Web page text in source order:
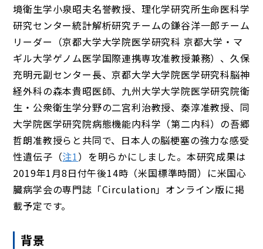
境衛生学小泉昭夫名誉教授、理化学研究所生命医科学
研究センター統計解析研究チームの鎌谷洋一郎チーム
リーダー（京都大学大学院医学研究科 京都大学・マ
ギル大学ゲノム医学国際連携専攻准教授兼務）、久保
充明元副センター長、京都大学大学院医学研究科脳神
経外科の森本貴昭医師、九州大学大学院医学研究院衛
生・公衆衛生学分野の二宮利治教授、秦淳准教授、同
大学院医学研究院病態機能内科学（第二内科）の吾郷
哲朗准教授らと共同で、日本人の脳梗塞の強力な感受
性遺伝子（注1）を明らかにしました。本研究成果は
2019年1月8日付午後14時（米国標準時間）に米国心
臓病学会の専門誌「Circulation」オンライン版に掲
載予定です。
背景